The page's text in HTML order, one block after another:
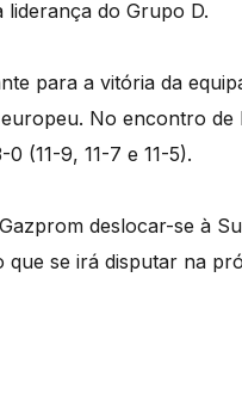
do Grupo D.
para a vitória da
No encontro
(11-9, 11-7 e 11-5).
deslocar-se à
se irá disputar na